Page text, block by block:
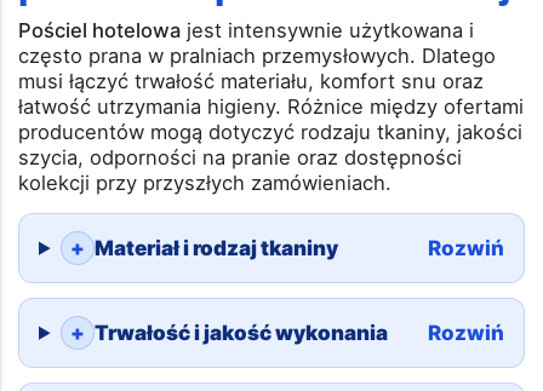
producenta pościeli hotelowej
Pościel hotelowajest intensywnie użytkowana i
często prana w pralniach przemysłowych. Dlatego
musi łączyć trwałość materiału, komfort snu oraz
łatwość utrzymania higieny. Różnice między ofertami
producentów mogą dotyczyć rodzaju tkaniny, jakości
szycia, odporności na pranie oraz dostępności
kolekcji przy przyszłych zamówieniach.
+
+